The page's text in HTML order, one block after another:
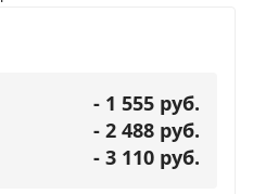
- 1 555 руб.
- 2 488 руб.
- 3 110 руб.